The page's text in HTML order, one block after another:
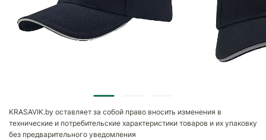
KRASAVIK.by оставляет за собой право вносить изменения в
технические и потребительские характеристики товаров и их упаковку
без предварительного уведомления